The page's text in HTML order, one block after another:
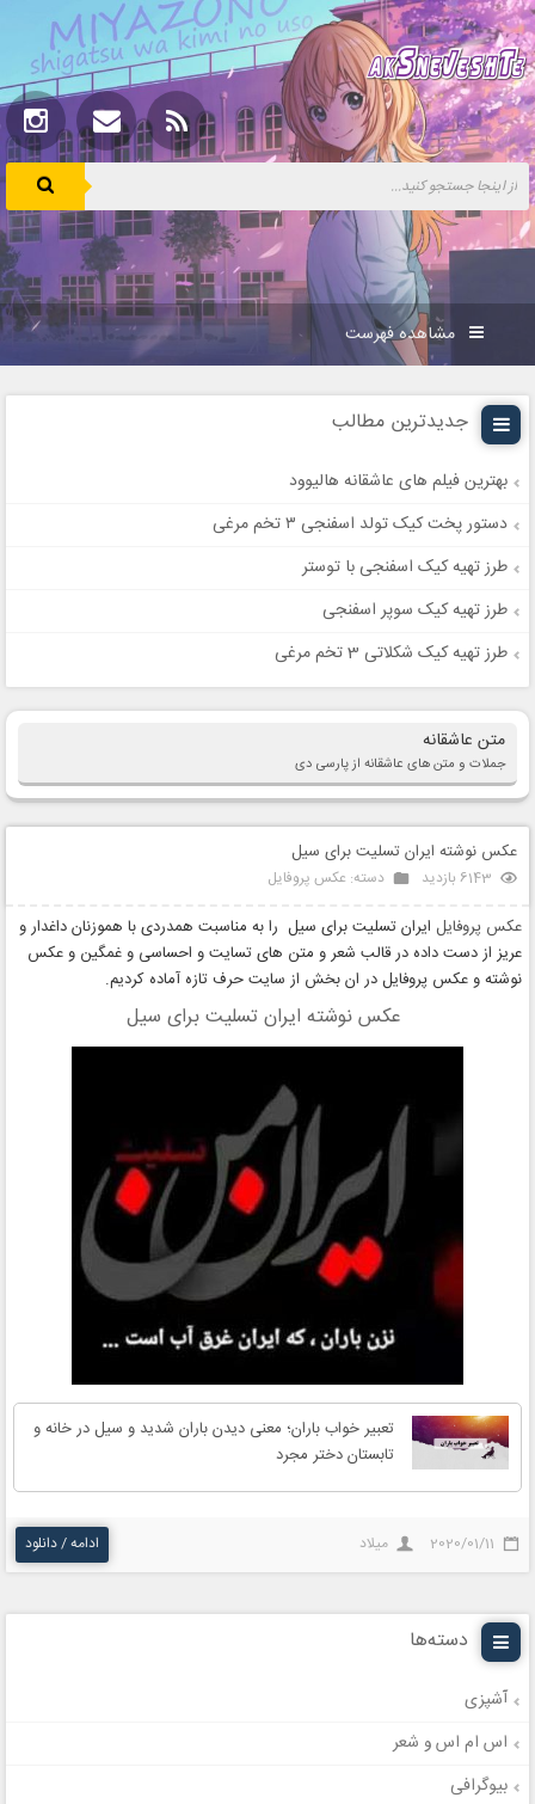
مشاهده فهرست
جدیدترین مطالب
بهترین فیلم های عاشقانه هالیوود
دستور پخت کیک تولد اسفنجی ۳ تخم مرغی
طرز تهیه کیک اسفنجی با توستر
طرز تهیه کیک سوپر اسفنجی
طرز تهیه کیک شکلاتی 3 تخم مرغی
متن عاشقانه
جملات و متن های عاشقانه از پارسی دی
عکس نوشته ایران تسلیت برای سیل
6143 بازدید دسته: عکس پروفایل
عکس پروفایل ایران تسلیت برای سیل را به مناسبت همدردی با هموزنان داغدار و
عریز از دست داده در قالب شعر و متن های تسایت و احساسی و غمگین و عکس
نوشته و عکس پروفایل در ان بخش از سایت حرف تازه آماده کردیم.
عکس نوشته ایران تسلیت برای سیل
تعبیر خواب باران؛ معنی دیدن باران شدید و سیل در خانه و
تابستان دختر مجرد
2020/01/11 میلاد ادامه / دانلود
دسته‌ها
آشپزی
اس ام اس و شعر
بیوگرافی